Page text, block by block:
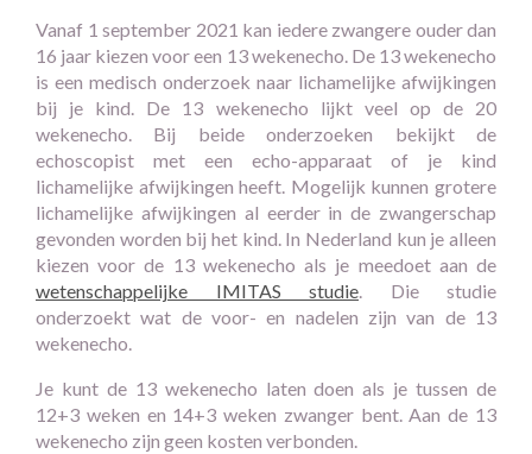
Vanaf 1 september 2021 kan iedere zwangere ouder dan
16 jaar kiezen voor een 13 wekenecho. De 13 wekenecho
is een medisch onderzoek naar lichamelijke afwijkingen
bij je kind. De 13 wekenecho lijkt veel op de 20
wekenecho. Bij beide onderzoeken bekijkt de
echoscopist met een echo-apparaat of je kind
lichamelijke afwijkingen heeft. Mogelijk kunnen grotere
lichamelijke afwijkingen al eerder in de zwangerschap
gevonden worden bij het kind. In Nederland kun je alleen
kiezen voor de 13 wekenecho als je meedoet aan de
wetenschappelijke IMITAS studie. Die studie
onderzoekt wat de voor- en nadelen zijn van de 13
wekenecho.
Je kunt de 13 wekenecho laten doen als je tussen de
12+3 weken en 14+3 weken zwanger bent. Aan de 13
wekenecho zijn geen kosten verbonden.